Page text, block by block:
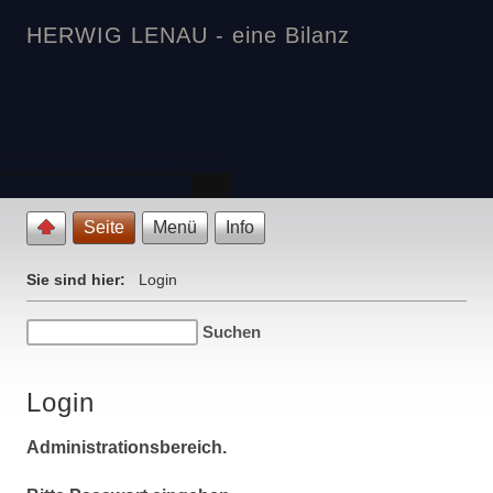
HERWIG LENAU - eine Bilanz
Seite Menü Info
Sie sind hier: Login
Login
Administrationsbereich.